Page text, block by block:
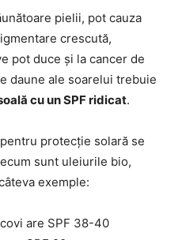
pielii, pot cauza
crescută,
pot duce și la cancer de
daune ale soarelui trebuie
cu un SPF ridicat.
protecție solară se
sunt uleiurile bio,
exemple:
are SPF 38-40